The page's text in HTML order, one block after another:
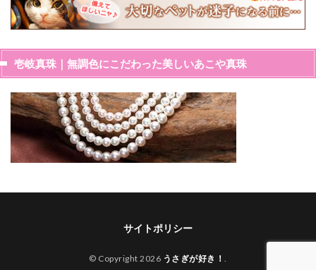
壱岐真珠｜無調色にこだわった美しいあこや真珠
サイトポリシー
© Copyright 2026 うさぎが好き！.